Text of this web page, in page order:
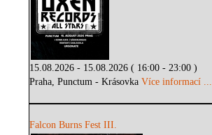
15.08.2026 - 15.08.2026 ( 16:00 - 23:00 )
Praha, Punctum - KrásovkaVíce informací ...
Falcon Burns Fest III.